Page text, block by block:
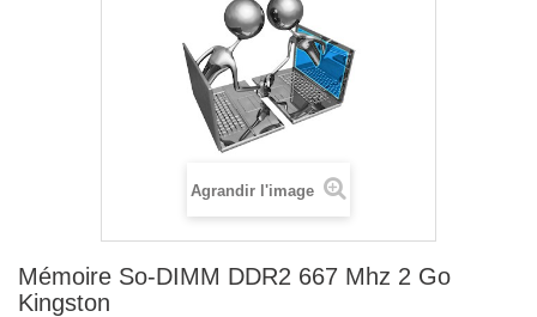
Agrandir l'image
Mémoire So-DIMM DDR2 667 Mhz 2 Go
Kingston